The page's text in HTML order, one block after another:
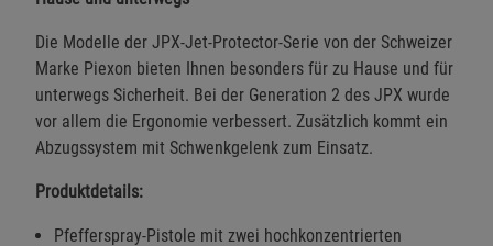
Die Modelle der JPX-Jet-Protector-Serie von der Schweizer
Marke Piexon bieten Ihnen besonders für zu Hause und für
unterwegs Sicherheit. Bei der Generation 2 des JPX wurde
vor allem die Ergonomie verbessert. Zusätzlich kommt ein
Abzugssystem mit Schwenkgelenk zum Einsatz.
Produktdetails:
Pfefferspray-Pistole mit zwei hochkonzentrierten